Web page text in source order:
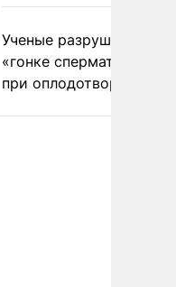
Ученые разрушили миф
«гонке
при оплодотворении